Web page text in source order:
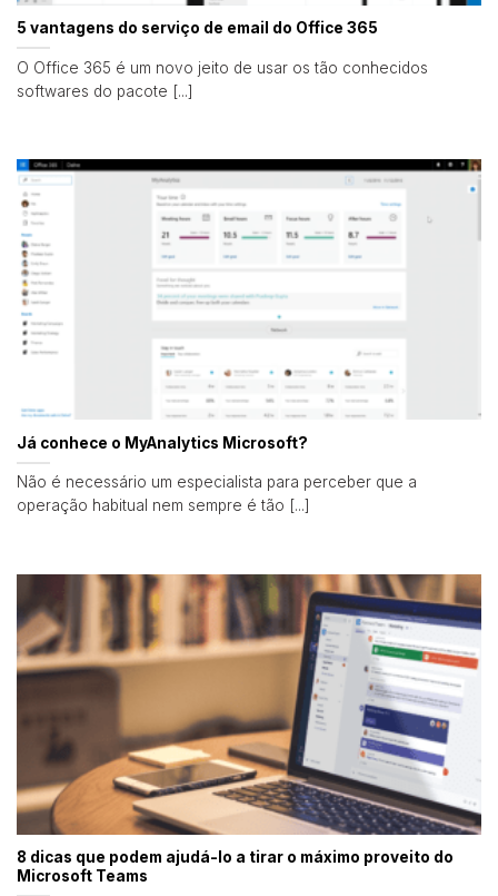
5 vantagens do serviço de email do Office 365
O Office 365 é um novo jeito de usar os tão conhecidos
softwares do pacote [...]
Já conhece o MyAnalytics Microsoft?
Não é necessário um especialista para perceber que a
operação habitual nem sempre é tão [...]
8 dicas que podem ajudá-lo a tirar o máximo proveito do
Microsoft Teams